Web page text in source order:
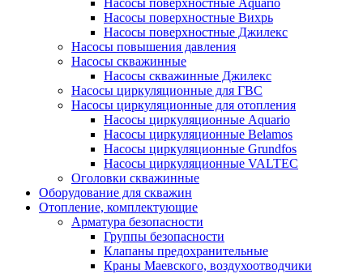
Насосы поверхностные Вихрь
Насосы поверхностные Джилекс
Насосы повышения давления
Насосы скважинные
Насосы скважинные Джилекс
Насосы циркуляционные для ГВС
Насосы циркуляционные для отопления
Насосы циркуляционные Aquario
Насосы циркуляционные Belamos
Насосы циркуляционные Grundfos
Насосы циркуляционные VALTEC
Оголовки скважинные
Оборудование для скважин
Отопление, комплектующие
Арматура безопасности
Группы безопасности
Клапаны предохранительные
Краны Маевского, воздухоотводчики